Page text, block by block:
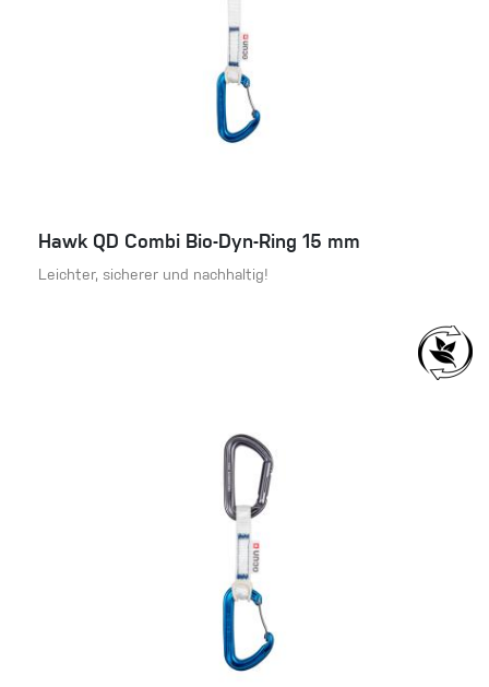
Hawk QD Combi Bio-Dyn-Ring 15 mm
Leichter, sicherer und nachhaltig!